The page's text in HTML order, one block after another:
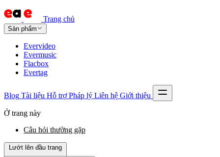
Trang chủ
Sản phẩm
Evervideo
Evermusic
Flacbox
Evertag
Blog Tài liệu Hỗ trợ Pháp lý Liên hệ Giới thiệu
Ở trang này
Câu hỏi thường gặp
Lướt lên đầu trang